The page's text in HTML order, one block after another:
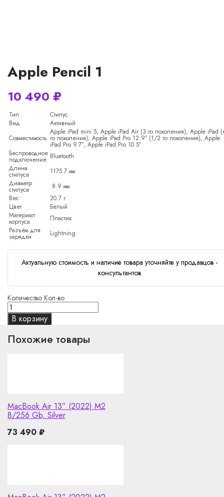
Apple Pencil 1
10 490 ₽
Тип
Стилус
Вид
Активный
Совместимость
Apple iPad mini 5, Apple iPad Air (3 го поколения), Apple iPad
го поколения), Apple iPad Pro 12.9″ (1/2 го поколения), Apple
iPad Pro 9.7″, Apple iPad Pro 10.5″
Беспроводное
подключение Bluetooth
Длина
стилуса
1175.7 мм
Диаметр
стилуса
8.9 мм
Вес
20.7 г
Цвет
Белый
Материал
корпуса
Пластик
Разъём для
зарядки Lightning
Актуальную стоимость и наличие товара уточняйте у продавцов -
консультантов
Количество Кол-во
В корзину
Похожие товары
MacBook Air 13” (2022) M2
8/256 Gb, Silver
73 490 ₽